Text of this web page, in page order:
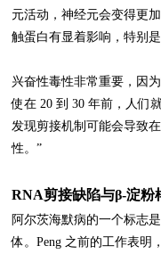
元活动，神经元会变得更
触蛋白有显着影响，特别
兴奋性毒性非常重要，因
使在 20 到 30 年前，人们
发现剪接机制可能会导致
性。”
RNA剪接缺陷与β-淀粉
阿尔茨海默病的一个标志
体。Peng 之前的工作表明